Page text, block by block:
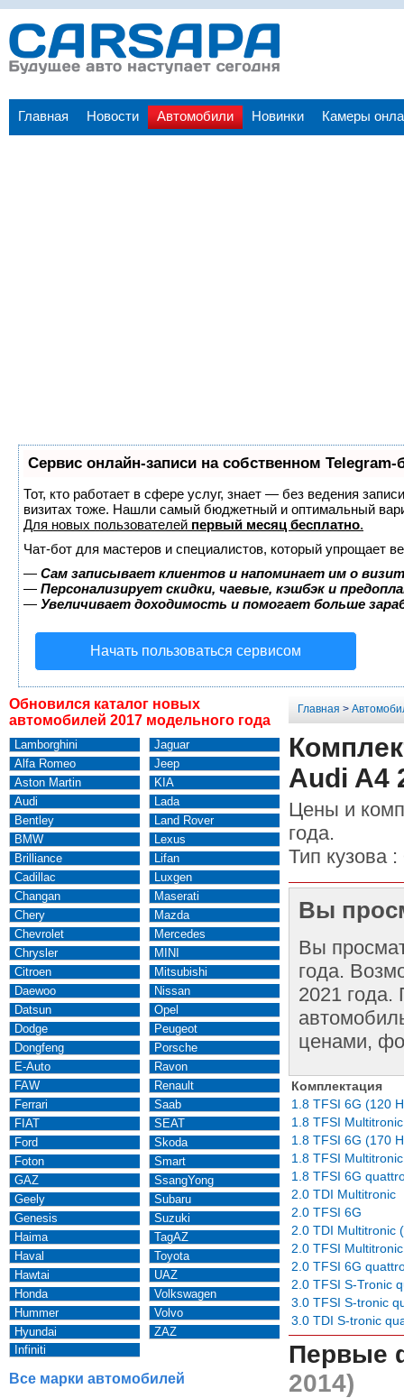
Главная Новости Автомобили Новинки Камеры
Сервис онлайн-записи на собственном Telegram-
Тот, кто работает в сфере услуг, знает — без ведения
визитах тоже. Нашли самый бюджетный и оптимальный
Для новых пользователей первый месяц бесплатно.
Чат-бот для мастеров и специалистов, который упрощает
— Сам записывает клиентов и напоминает им о
— Персонализирует скидки, чаевые, кэшбэк и
— Увеличивает доходимость и помогает больше
Начать пользоваться сервисом
Обновился каталог новых
автомобилей 2017 модельного года
Lamborghini
Alfa Romeo
Aston Martin
Audi
Bentley
BMW
Brilliance
Cadillac
Changan
Chery
Chevrolet
Chrysler
Citroen
Daewoo
Datsun
Dodge
Dongfeng
E-Auto
FAW
Ferrari
FIAT
Ford
Foton
GAZ
Geely
Genesis
Haima
Haval
Hawtai
Honda
Hummer
Hyundai
Infiniti
Jaguar
Jeep
KIA
Lada
Land Rover
Lexus
Lifan
Luxgen
Maserati
Mazda
Mercedes
MINI
Mitsubishi
Nissan
Opel
Peugeot
Porsche
Ravon
Renault
Saab
SEAT
Skoda
Smart
SsangYong
Subaru
Suzuki
TagAZ
Toyota
UAZ
Volkswagen
Volvo
ZAZ
Все марки автомобилей
Главная >
Audi A4
Цены и
года.
Тип кузова :
Вы
Вы
года.
2021 года.
ценами,
Комплектация
1.8 TFSI 6G (120
1.8 TFSI
1.8 TFSI 6G (170
1.8 TFSI
1.8 TFSI 6G
2.0 TDI Multitronic
2.0 TFSI 6G
2.0 TDI Multitronic
2.0 TFSI Multitronic
2.0 TFSI 6G
2.0 TFSI S-Tronic
3.0 TFSI S-tronic
3.0 TDI S-tronic
Первые
2014)